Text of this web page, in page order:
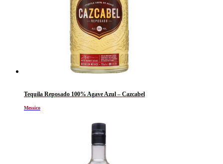
Tequila Reposado 100% Agave Azul – Cazcabel
Messico